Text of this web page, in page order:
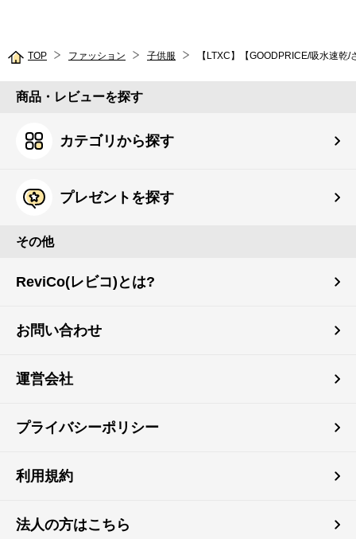
TOP ファッション 子供服 【LTXC】【GOODPRICE/吸水速乾
商品・レビューを探す
カテゴリから探す
プレゼントを探す
その他
ReviCo(レビコ)とは?
お問い合わせ
運営会社
プライバシーポリシー
利用規約
法人の方はこちら